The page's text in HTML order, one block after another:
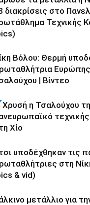
διακρίσεις στο
Τεχνικής
Βόλου: Θερμή
| Βίντεο
Χρυσή η Τσαλούχου
Χίο
υποδέχθηκαν τις
στη
& vid)
μετάλλιο για